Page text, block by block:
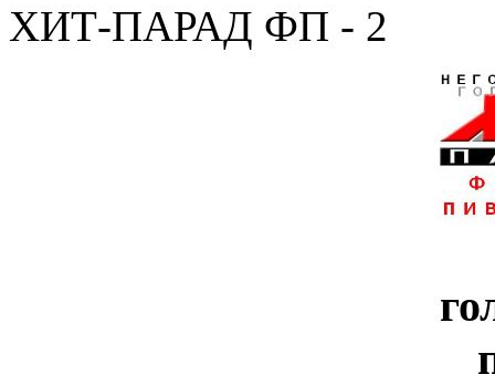
ХИТ-ПАРАД ФП - 2